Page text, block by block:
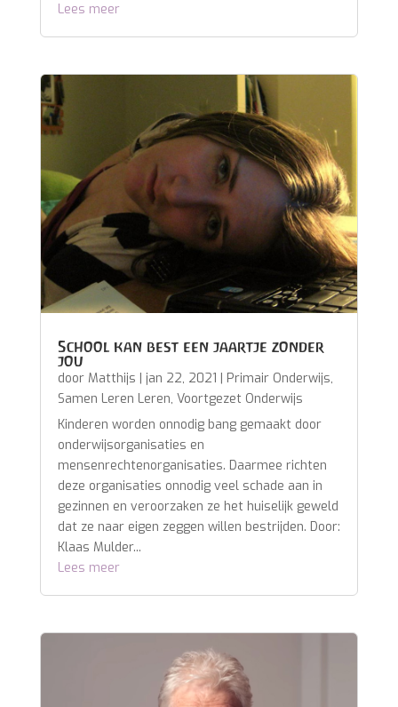
Lees meer
School kan best een jaartje zonder
jou
door Matthijs | jan 22, 2021 | Primair Onderwijs,
Samen Leren Leren, Voortgezet Onderwijs
Kinderen worden onnodig bang gemaakt door
onderwijsorganisaties en
mensenrechtenorganisaties. Daarmee richten
deze organisaties onnodig veel schade aan in
gezinnen en veroorzaken ze het huiselijk geweld
dat ze naar eigen zeggen willen bestrijden. Door:
Klaas Mulder...
Lees meer